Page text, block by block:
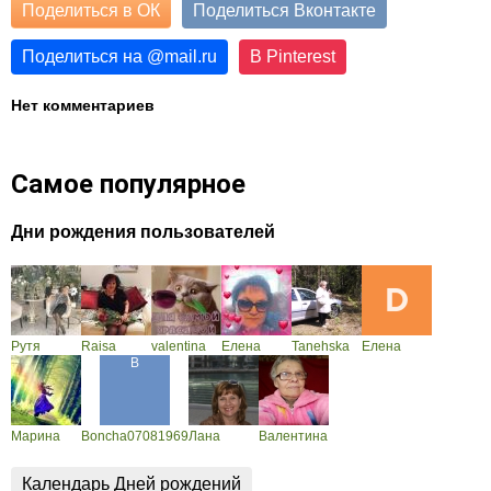
Поделиться в ОК Поделиться Вконтакте
Поделиться на @mail.ru В Pinterest
Нет комментариев
Самое популярное
Дни рождения пользователей
Рутя Raisa valentina Елена Tanehska Елена
Марина Boncha07081969Лана Валентина
Календарь Дней рождений